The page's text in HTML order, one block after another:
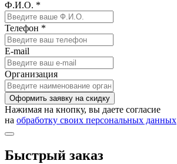
Ф.И.О. *
Телефон *
E-mail
Организация
Оформить заявку на скидку
Нажимая на кнопку, вы даете согласие
на обработку своих персональных данных
Быстрый заказ